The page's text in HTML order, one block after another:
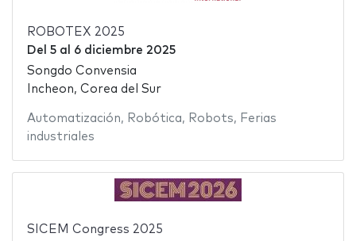
ROBOTEX 2025
Del 5al 6 diciembre 2025
Songdo Convensia
Incheon, Corea del Sur
Automatización, Robótica, Robots, Ferias
industriales
SICEM Congress 2025